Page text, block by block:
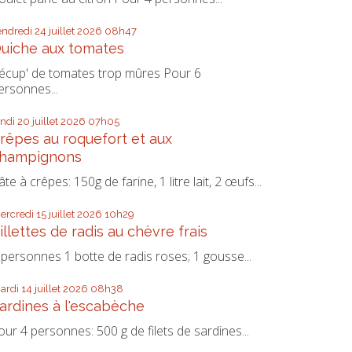
24 juillet 2026 08h47
aux tomates
de tomates trop mûres Pour 6
20 juillet 2026 07h05
au roquefort et aux
à crêpes: 150g de farine, 1 litre lait, 2 œufs...
15 juillet 2026 10h29
de radis au chèvre frais
1 botte de radis roses; 1 gousse...
14 juillet 2026 08h38
à l'escabèche
4 personnes: 500 g de filets de sardines...